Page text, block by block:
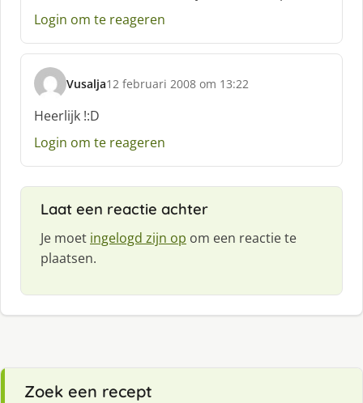
e
f
Login om te reageren
Vusalja
s
c
h
r
12 februari 2008 om 13:22
Heerlijk !:D
Login om te reageren
Laat een reactie achter
Je moet ingelogd zijn op om een reactie te
plaatsen.
Zoek een recept